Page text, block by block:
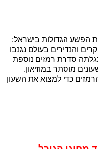
הפשע הגדולות בישראל:
101 שעונים מהיקרים והנדירים בעולם נגנבו
סדרת רמזים נוספת
מוסתר במוזיאון.
כדי למצוא את השעון